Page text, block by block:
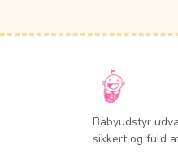
Babyudstyr
sikkert og fuld